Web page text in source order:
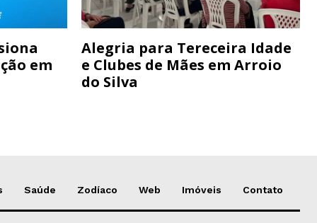
em
Alegria para Tereceira Idade
e Clubes de Mães em Arroio
do Silva
Saúde Zodíaco Web Imóveis Contato